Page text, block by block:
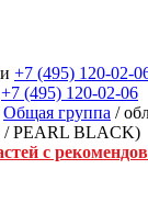
+7 (495) 120-02-
+7 (495) 120-02-06
Общая группа /
PEARL BLACK)
с